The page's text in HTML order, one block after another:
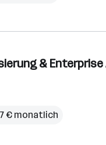
&
€ monatlich